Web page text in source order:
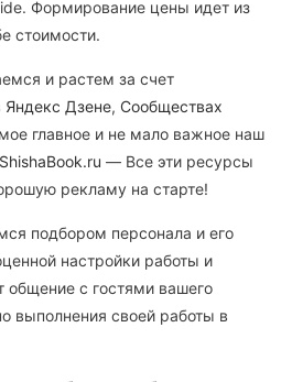
Формирование цены идет из
стоимости.
и растем за счет
Яндекс Дзене, Сообществах
главное и не мало важное наш
ShishaBook.ru — Все эти ресурсы
рекламу на старте!
подбором персонала и его
настройки работы и
общение с гостями вашего
выполнения своей работы в